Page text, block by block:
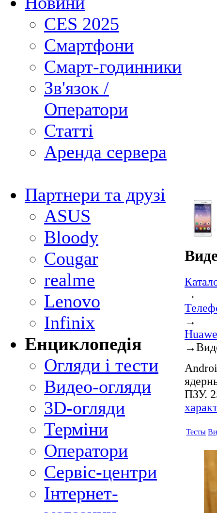
CES 2025
Смартфони
Смарт-годинники
Зв'язок /
Оператори
Статті
Аренда сервера
Партнери та друзі
ASUS
Bloody
Cougar
realme
Lenovo
Infinix
Енциклопедія
Огляди і тести
Видео-огляди
3D-огляди
Терміни
Оператори
Сервіс-центри
Інтернет-
→
→
→
ПЗУ.
Тесты